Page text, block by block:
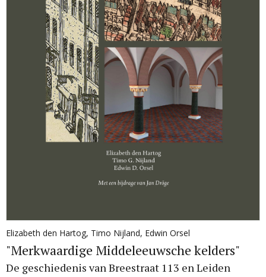
Elizabeth den Hartog, Timo Nijland, Edwin Orsel
"Merkwaardige Middeleeuwsche kelders"
De geschiedenis van Breestraat 113 en Leiden